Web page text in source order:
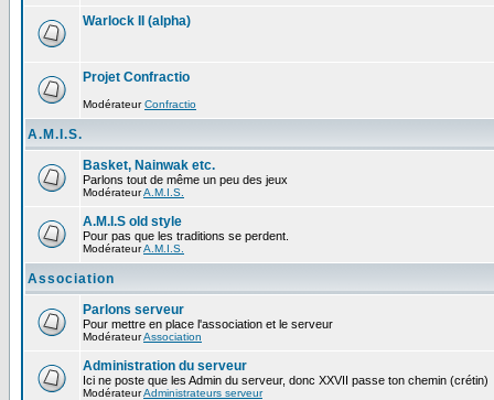
Warlock II (alpha)
Projet Confractio
ModérateurConfractio
A.M.I.S.
Basket, Nainwak etc.
Parlons tout de même un peu des jeux
ModérateurA.M.I.S.
A.M.I.S old style
Pour pas que les traditions se perdent.
ModérateurA.M.I.S.
Association
Parlons serveur
Pour mettre en place l'association et le serveur
ModérateurAssociation
Administration du serveur
Ici ne poste que les Admin du serveur, donc XXVII passe ton chemin (crétin)
ModérateurAdministrateurs serveur